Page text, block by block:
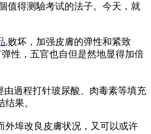
值得测驗考试的法子。今天，就
,败坏，加强皮膚的弹性和紧致
性，五官也自但是然地显得加倍
過程打针玻尿酸、肉毒素等填充
果。
外埠改良皮膚状况，又可以或许